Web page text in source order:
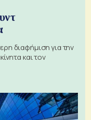
διαφήμιση για την
και τον